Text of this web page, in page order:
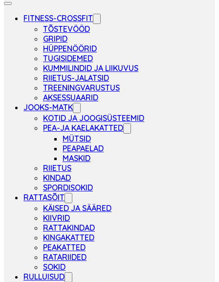
FITNESS-CROSSFIT
TÕSTEVÖÖD
GRIPID
HÜPPENÖÖRID
TUGISIDEMED
KUMMILINDID JA LIIKUVUS
RIIETUS-JALATSID
TREENINGVARUSTUS
AKSESSUAARID
JOOKS-MATK
KOTID JA JOOGISÜSTEEMID
PEA-JA KAELAKATTED
MÜTSID
PEAPAELAD
MASKID
RIIETUS
KINDAD
SPORDISOKID
RATTASÕIT
KÄISED JA SÄÄRED
KIIVRID
RATTAKINDAD
KINGAKATTED
PEAKATTED
RATARIIDED
SOKID
RULLUISUD